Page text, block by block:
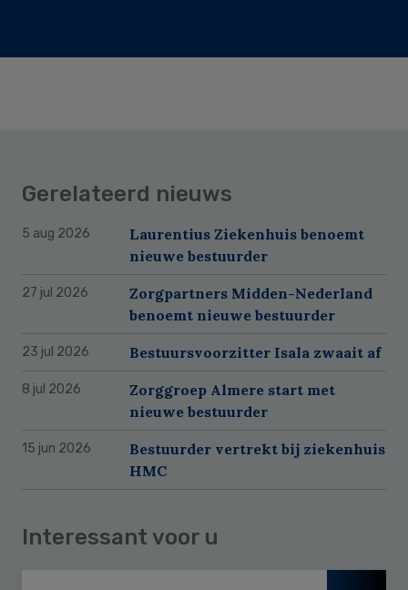
Gerelateerd nieuws
5 aug 2026
Laurentius Ziekenhuis benoemt
nieuwe bestuurder
27 jul 2026
Zorgpartners Midden-Nederland
benoemt nieuwe bestuurder
23 jul 2026 Bestuursvoorzitter Isala zwaait af
8 jul 2026
Zorggroep Almere start met
nieuwe bestuurder
15 jun 2026
Bestuurder vertrekt bij ziekenhuis
HMC
Interessant voor u